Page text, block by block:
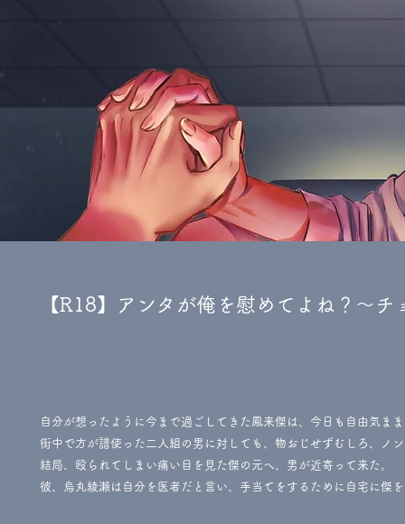
【R18】アンタが俺を慰めてよね？～
自分が想ったように今まで過ごしてきた鳳来傑は、今日も自由気ま
街中で方が譜使った二人組の男に対しても、物おじせずむしろ、ノ
​結局、殴られてしまい痛い目を見た傑の元へ、男が近寄って来た。
彼、烏丸綾瀬は自分を医者だと言い、手当てをするために自宅に傑